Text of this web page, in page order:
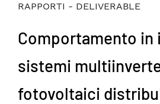
RAPPORTI - DELIVERABLE
Comportamento in
sistemi
fotovoltaici